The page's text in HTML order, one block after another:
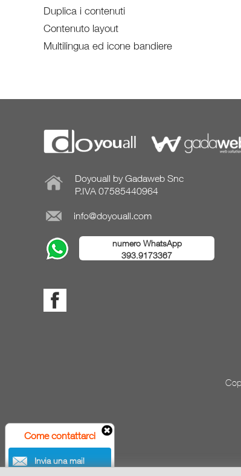
Come contattarci
Invia una mail
Duplica i contenuti
Contenuto layout
Multilingua ed icone bandiere
Doyouall by Gadaweb Snc
P.IVA 07585440964
info@doyouall.com
numero WhatsApp
393.9173367